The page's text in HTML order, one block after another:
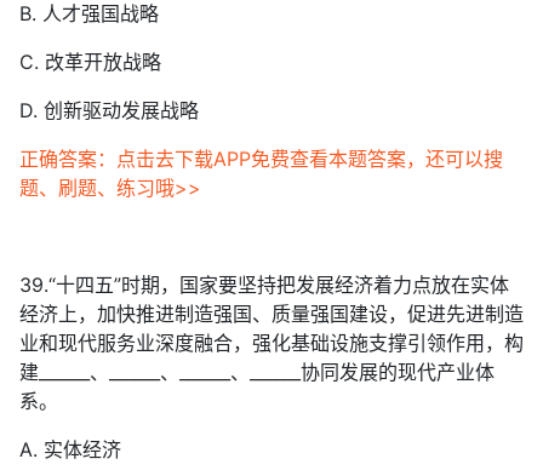
B. 人才强国战略
C. 改革开放战略
D. 创新驱动发展战略
正确答案：点击去下载APP免费查看本题答案，还可以搜
题、刷题、练习哦>>
39.“十四五”时期，国家要坚持把发展经济着力点放在实体
经济上，加快推进制造强国、质量强国建设，促进先进制造
业和现代服务业深度融合，强化基础设施支撑引领作用，构
建______、______、______、______协同发展的现代产业体
系。
A. 实体经济